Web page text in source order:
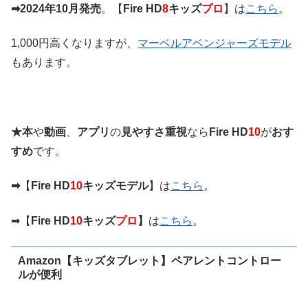
➡2024年10月発売。【 Fire HD8キッズプロ 】はこちら 。
1,000円高くなりますが、 マーベルアベンジャーズモデル
もあります。
★本や動画 アプリの見やすさ重視なら Fire HD10がおす
すめです。
➡【 Fire HD10キッズモデル】はこちら 。
➡【 Fire HD10キッズプロ 】 はこちら 。
Amazon【キッズタブレット】ペアレントコントロー
ルが便利